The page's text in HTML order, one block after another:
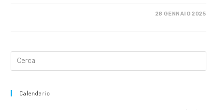
SERBIA
28 GENNAIO 2025
Calendario